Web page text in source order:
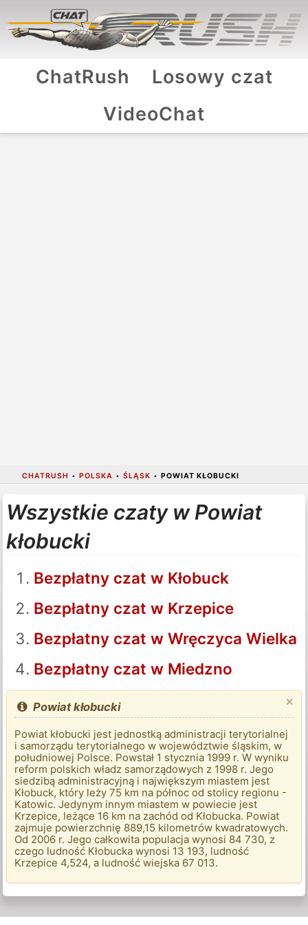
ChatRush
Losowy czat
VideoChat
CHATRUSH • POLSKA • ŚLĄSK • POWIAT KŁOBUCKI
Wszystkie czaty w Powiat
kłobucki
Bezpłatny czat w Kłobuck
Bezpłatny czat w Krzepice
Bezpłatny czat w Wręczyca Wielka
Bezpłatny czat w Miedzno
×
Powiat kłobucki
Powiat kłobucki jest jednostką administracji terytorialnej
i samorządu terytorialnego w województwie śląskim, w
południowej Polsce. Powstał 1 stycznia 1999 r. W wyniku
reform polskich władz samorządowych z 1998 r. Jego
siedzibą administracyjną i największym miastem jest
Kłobuck, który leży 75 km na północ od stolicy regionu -
Katowic. Jedynym innym miastem w powiecie jest
Krzepice, leżące 16 km na zachód od Kłobucka. Powiat
zajmuje powierzchnię 889,15 kilometrów kwadratowych.
Od 2006 r. Jego całkowita populacja wynosi 84 730, z
czego ludność Kłobucka wynosi 13 193, ludność
Krzepice 4,524, a ludność wiejska 67 013.